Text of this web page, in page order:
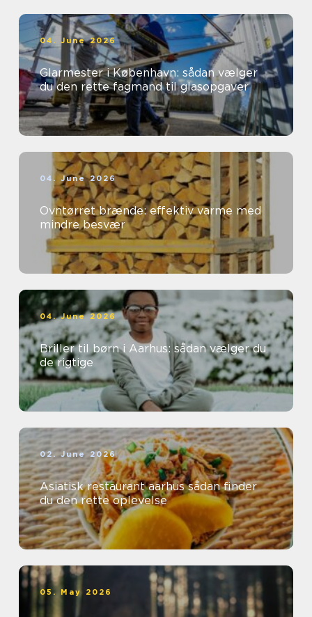
04. June 2026
Glarmester i København: sådan vælger
du den rette fagmand til glasopgaver
04. June 2026
Ovntørret brænde: effektiv varme med
mindre besvær
04. June 2026
Briller til børn i Aarhus: sådan vælger du
de rigtige
02. June 2026
Asiatisk restaurant aarhus sådan finder
du den rette oplevelse
05. May 2026